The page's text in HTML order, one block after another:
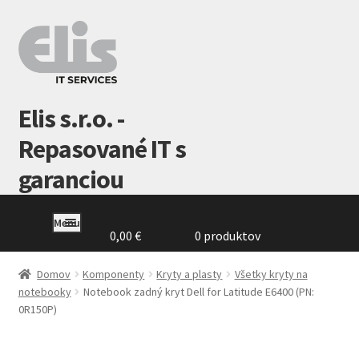
Preskočiť
na
navigáciu
Preskočiť
na
obsah
Elis s.r.o. -
Repasované IT s
garanciou
Menu
Domovská
stránka
GDPR
0,00 € 0 produktov
Domov Komponenty Kryty a plasty
Všetky kryty na
notebooky
Notebook zadný kryt Dell for Latitude E6400 (PN:
0R150P)